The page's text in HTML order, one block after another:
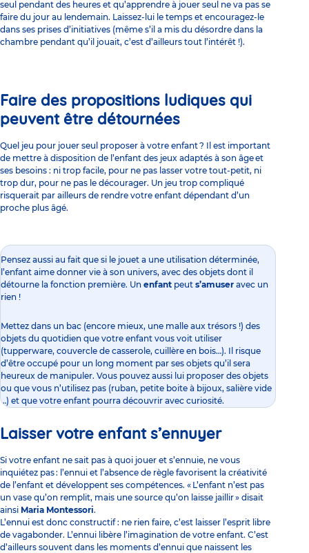
seul pendant des heures et qu’apprendre à jouer seul ne va pas se
faire du jour au lendemain. Laissez-lui le temps et encouragez-le
dans ses prises d’initiatives (même s’il a mis du désordre dans la
chambre pendant qu’il jouait, c’est d’ailleurs tout l’intérêt !).
Faire des propositions ludiques qui
peuvent être détournées
Quel jeu pour jouer seul proposer à votre enfant ? Il est important
de mettre à disposition de l’enfant des jeux adaptés à son âgeet
ses besoins : ni trop facile, pour ne pas lasser votre tout-petit, ni
trop dur, pour ne pas le décourager. Un jeu trop compliqué
risquerait par ailleurs de rendre votre enfant dépendant d’un
proche plus âgé.
Pensez aussi au fait que si le jouet a une utilisation déterminée,
l’enfant aime donner vie à son univers, avec des objets dont il
détourne la fonction première. Un enfant peut s’amuser avec un
rien !
Mettez dans un bac (encore mieux, une malle aux trésors !) des
objets du quotidien que votre enfant vous voit utiliser
(tupperware, couvercle de casserole, cuillère en bois…). Il risque
d’être occupé pour un long moment par ses objets qu’il sera
heureux de manipuler. Vous pouvez aussi lui proposer des objets
ou que vous n’utilisez pas (ruban, petite boite à bijoux, salière vide
…) et que votre enfant pourra découvrir avec curiosité.
Laisser votre enfant s’ennuyer
Si votre enfant ne sait pas à quoi jouer et s’ennuie, ne vous
inquiétez pas : l’ennui et l’absence de règle favorisent la créativité
de l’enfant et développent ses compétences. « L’enfant n’est pas
un vase qu’on remplit, mais une source qu’on laisse jaillir » disait
ainsi Maria Montessori.
L’ennui est donc constructif : ne rien faire, c’est laisser l’esprit libre
de vagabonder. L’ennui libère l’imagination de votre enfant. C’est
d’ailleurs souvent dans les moments d’ennui que naissent les